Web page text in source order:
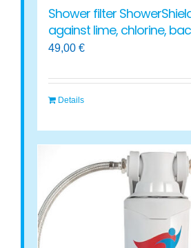
Shower filter
against lime, chlorine,
49,00€
Details